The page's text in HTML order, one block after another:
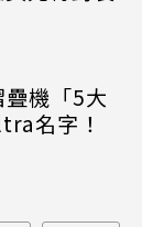
機「5大
名字！